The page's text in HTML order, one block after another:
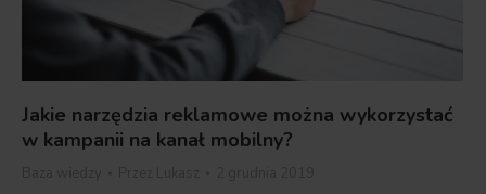
Jakie narzędzia reklamowe można wykorzystać
w kampanii na kanał mobilny?